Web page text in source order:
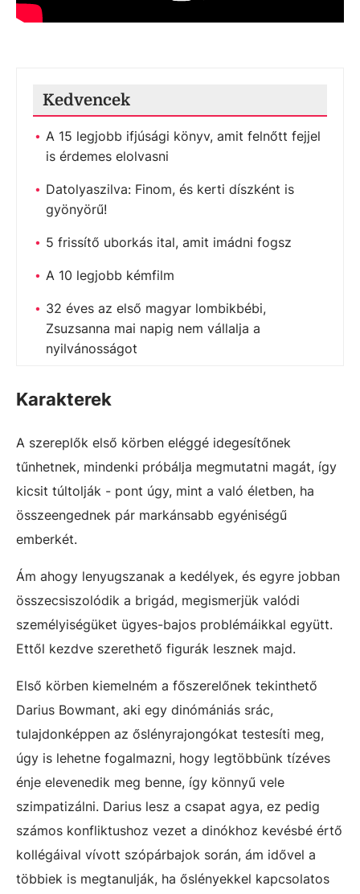
Kedvencek
A 15 legjobb ifjúsági könyv, amit felnőtt fejjel
is érdemes elolvasni
Datolyaszilva: Finom, és kerti díszként is
gyönyörű!
5 frissítő uborkás ital, amit imádni fogsz
A 10 legjobb kémfilm
32 éves az első magyar lombikbébi,
Zsuzsanna mai napig nem vállalja a
nyilvánosságot
Karakterek
A szereplők első körben eléggé idegesítőnek
tűnhetnek, mindenki próbálja megmutatni magát, így
kicsit túltolják - pont úgy, mint a való életben, ha
összeengednek pár markánsabb egyéniségű
emberkét.
Ám ahogy lenyugszanak a kedélyek, és egyre jobban
összecsiszolódik a brigád, megismerjük valódi
személyiségüket ügyes-bajos problémáikkal együtt.
Ettől kezdve szerethető figurák lesznek majd.
Első körben kiemelném a főszerelőnek tekinthető
Darius Bowmant, aki egy dinómániás srác,
tulajdonképpen az őslényrajongókat testesíti meg,
úgy is lehetne fogalmazni, hogy legtöbbünk tízéves
énje elevenedik meg benne, így könnyű vele
szimpatizálni. Darius lesz a csapat agya, ez pedig
számos konfliktushoz vezet a dinókhoz kevésbé értő
kollégáival vívott szópárbajok során, ám idővel a
többiek is megtanulják, ha őslényekkel kapcsolatos